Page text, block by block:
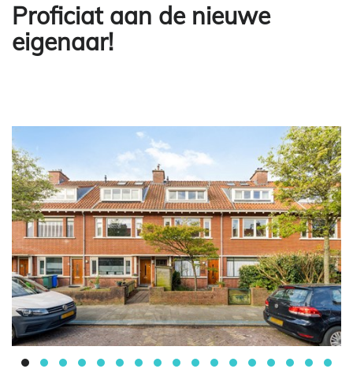
Proficiat aan de nieuwe
eigenaar!